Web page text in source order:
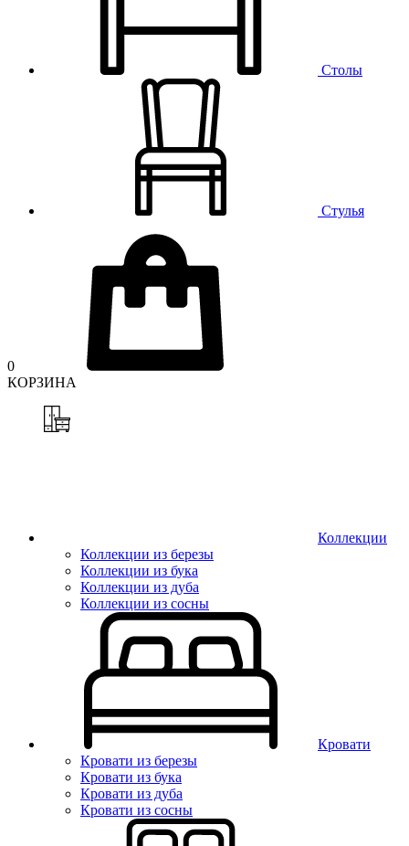
Столы
Стулья
0
КОРЗИНА
Коллекции
Коллекции из березы
Коллекции из бука
Коллекции из дуба
Коллекции из сосны
Кровати
Кровати из березы
Кровати из бука
Кровати из дуба
Кровати из сосны